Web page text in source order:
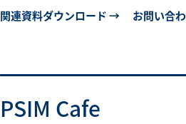
関連資料ダウンロード → お問い合
PSIM Cafe